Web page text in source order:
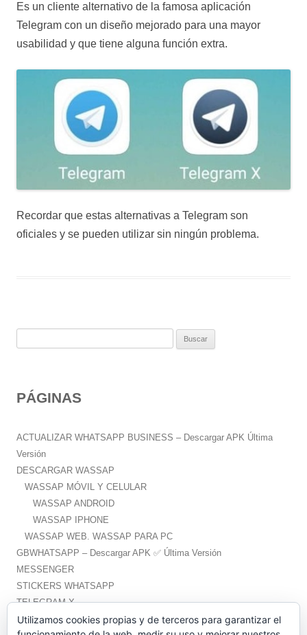
Es un cliente alternativo de la famosa aplicación
Telegram con un diseño mejorado para una mayor
usabilidad y que tiene alguna función extra.
Recordar que estas alternativas a Telegram son
oficiales y se pueden utilizar sin ningún problema.
a
:
PÁGINAS
ACTUALIZAR WHATSAPP BUSINESS – Descargar APK Última
Versión
DESCARGAR WASSAP
WASSAP MÓVIL Y CELULAR
WASSAP ANDROID
WASSAP IPHONE
WASSAP WEB. WASSAP PARA PC
GBWHATSAPP – Descargar APK ✅️ Última Versión
MESSENGER
STICKERS WHATSAPP
TELEGRAM X
WHATSAPP PLUS – Descargar APK ✅️ Última Versión
Utilizamos cookies propias y de terceros para garantizar el